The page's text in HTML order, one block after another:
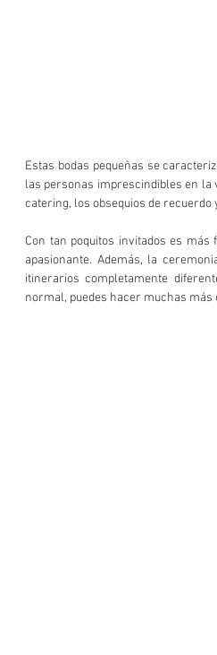
Estas bodas pequeñas se
las personas imprescindibles en la
catering, los obsequios de recuerdo
Con tan poquitos invitados es más
apasionante. Además, la
itinerarios completamente
normal, puedes hacer muchas más